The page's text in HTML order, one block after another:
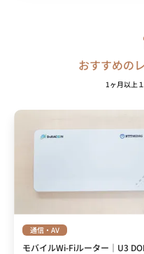
おすすめの
1ヶ月以上
通信・AV
モバイルWi-Fiルーター｜U3